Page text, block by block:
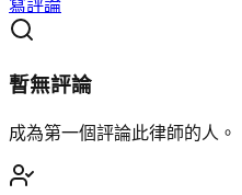
寫評論
暫無評論
成為第一個評論此律師的人。